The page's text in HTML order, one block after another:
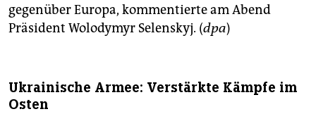
gegenüber Europa, kommentierte am Abend
Präsident Wolodymyr Selenskyj. (dpa)
Ukrainische Armee: Verstärkte Kämpfe im
Osten